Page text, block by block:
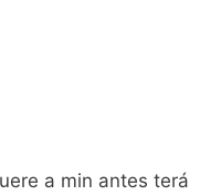
a min antes terá